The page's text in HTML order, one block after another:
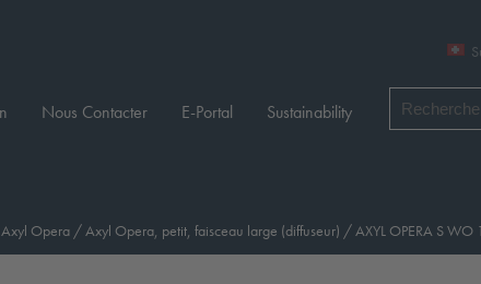
Nous Contacter E-Portal Sustainability
Axyl Opera /Axyl Opera, petit, faisceau large (diffuseur) /AXYL OPERA S